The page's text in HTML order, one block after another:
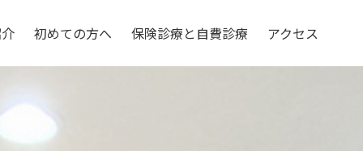
初めての方へ 保険診療と自費診療 アクセス